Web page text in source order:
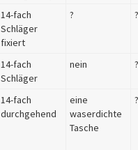
14-fach
Schläger
fixiert
? ?
14-fach
Schläger
nein ?
14-fach
durchgehend
eine
waserdichte
Tasche
?